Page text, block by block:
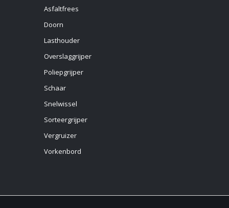
Asfaltfrees
Doorn
Lasthouder
Overslaggrijper
Poliepgrijper
Schaar
Snelwissel
Sorteergrijper
Vergruizer
Vorkenbord